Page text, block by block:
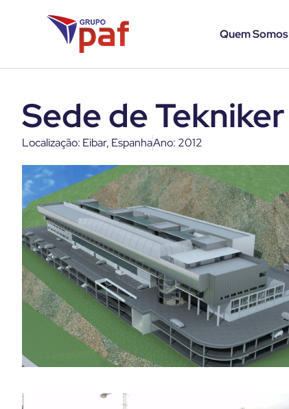
Quem Somos
Sede de Tekniker
Localização: Eibar, EspanhaAno: 2012